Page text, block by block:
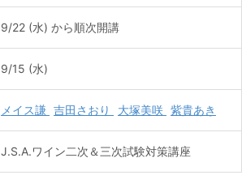
9/22 (水) から順次開講
9/15 (水)
メイス謙 吉田さおり 大塚美咲 紫貴あき
J.S.A.ワイン二次＆三次試験対策講座